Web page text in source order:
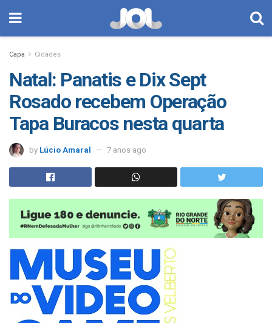
Capa Cidades
Natal: Panatis e Dix Sept
Rosado recebem Operação
Tapa Buracos nesta quarta
by Lúcio Amaral 7 anos ago